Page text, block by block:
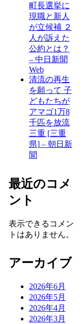
町長選挙に
現職と新人
が立候補 ２
人が訴えた
公約とは？
– 中日新聞
Web
清流の再生
を願って 子
どもたちが
アマゴ1万8
千匹を放流
三重 [三重
県] – 朝日新
聞
最近のコメ
ント
表示できるコメン
トはありません。
アーカイブ
2026年6月
2026年5月
2026年4月
2026年3月